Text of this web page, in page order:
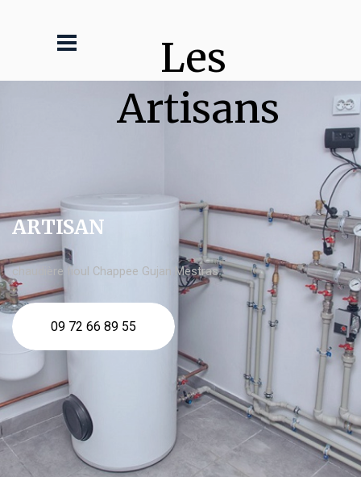
Les
Artisans
ARTISAN
chaudière fioul Chappee Gujan Mestras
09 72 66 89 55